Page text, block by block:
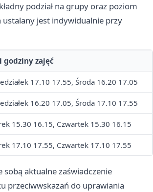
podział na grupy oraz poziom
ustalany jest indywidualnie przy
godziny zajęć
17.10 17.55, Środa 16.20 17.05
16.20 17.05, Środa 17.10 17.55
15.30 16.15, Czwartek 15.30 16.15
17.10 17.55, Czwartek 17.10 17.55
sobą aktualne zaświadczenie
przeciwwskazań do uprawiania